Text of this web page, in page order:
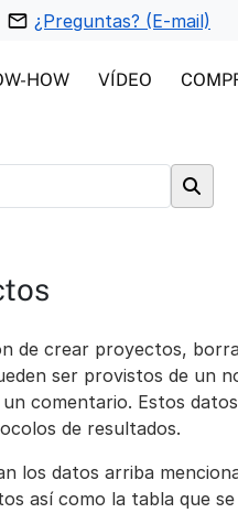
¿Preguntas? (E-mail)
HOW VÍDEO
de crear proyectos,
ser provistos de un
comentario. Estos
de resultados.
los datos arriba
así como la tabla que